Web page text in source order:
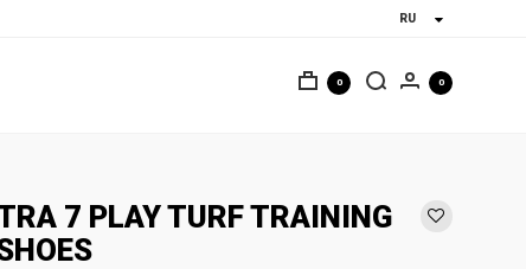
0 0
7 PLAY TURF TRAINING